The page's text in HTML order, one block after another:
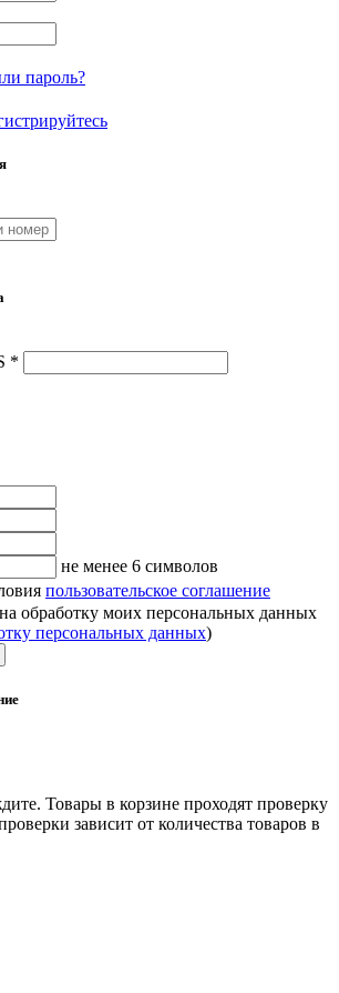
пароль?
*
не менее 6 символов
пользовательское соглашение
обработку моих персональных данных
персональных данных)
Товары в корзине проходят проверку
зависит от количества товаров в